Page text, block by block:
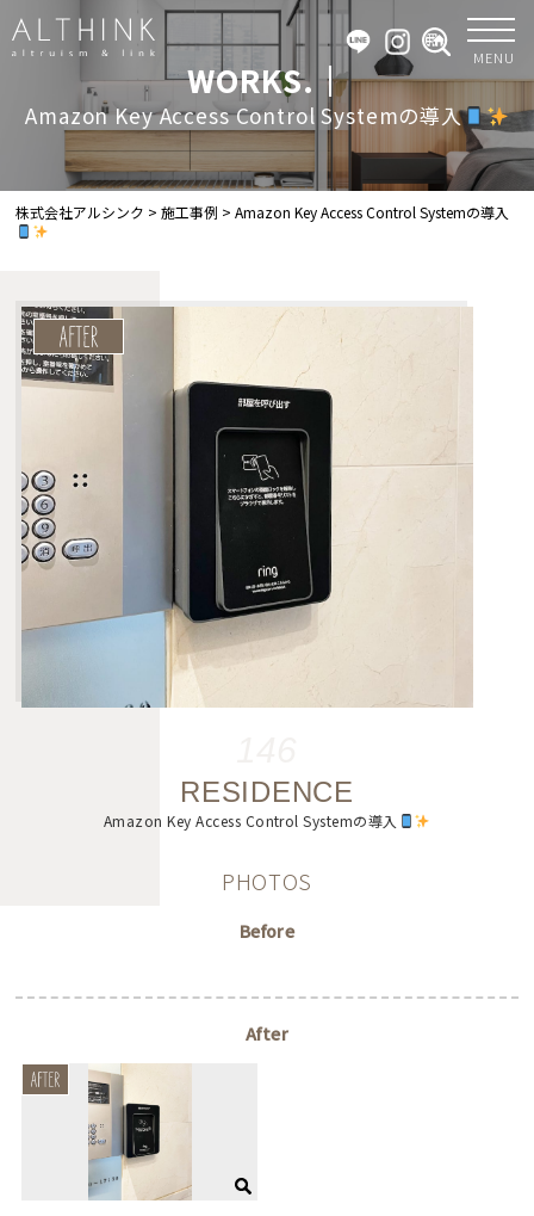
MENU
WORKS.｜
Amazon Key Access Control Systemの導入
株式会社アルシンク >施工事例 >Amazon Key Access Control Systemの導入
RESIDENCE
Amazon Key Access Control Systemの導入
PHOTOS
Before
After